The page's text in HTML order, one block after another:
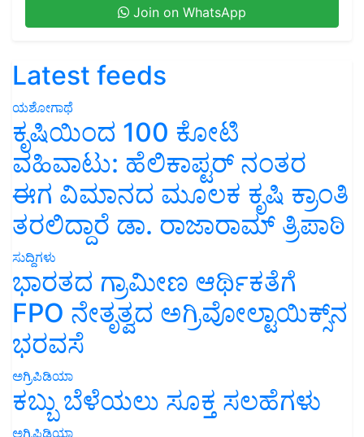
Join on WhatsApp
Latest feeds
ಯಶೋಗಾಥೆ
ಕೃಷಿಯಿಂದ 100 ಕೋಟಿ
ವಹಿವಾಟು: ಹೆಲಿಕಾಪ್ಟರ್ ನಂತರ
ಈಗ ವಿಮಾನದ ಮೂಲಕ ಕೃಷಿ ಕ್ರಾಂತಿ
ತರಲಿದ್ದಾರೆ ಡಾ. ರಾಜಾರಾಮ್ ತ್ರಿಪಾಠಿ
ಸುದ್ದಿಗಳು
ಭಾರತದ ಗ್ರಾಮೀಣ ಆರ್ಥಿಕತೆಗೆ
FPO ನೇತೃತ್ವದ ಅಗ್ರಿವೋಲ್ಟಾಯಿಕ್ಸ್‌ನ
ಭರವಸೆ
ಅಗ್ರಿಪಿಡಿಯಾ
ಕಬ್ಬು ಬೆಳೆಯಲು ಸೂಕ್ತ ಸಲಹೆಗಳು
ಅಗ್ರಿಪಿಡಿಯಾ